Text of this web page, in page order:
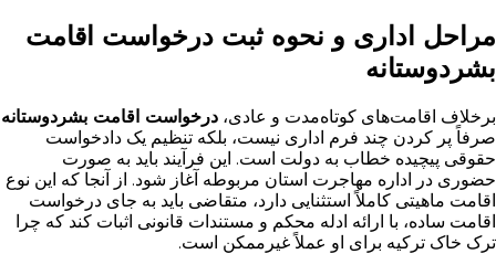
مراحل اداری و نحوه ثبت درخواست اقامت
بشردوستانه
برخلاف اقامت‌های کوتاه‌مدت و عادی، درخواست اقامت بشردوستانه
صرفاً پر کردن چند فرم اداری نیست، بلکه تنظیم یک دادخواست
حقوقی پیچیده خطاب به دولت است. این فرآیند باید به صورت
حضوری در اداره مهاجرت استان مربوطه آغاز شود. از آنجا که این نوع
اقامت ماهیتی کاملاً استثنایی دارد، متقاضی باید به جای درخواست
اقامت ساده، با ارائه ادله محکم و مستندات قانونی اثبات کند که چرا
ترک خاک ترکیه برای او عملاً غیرممکن است.